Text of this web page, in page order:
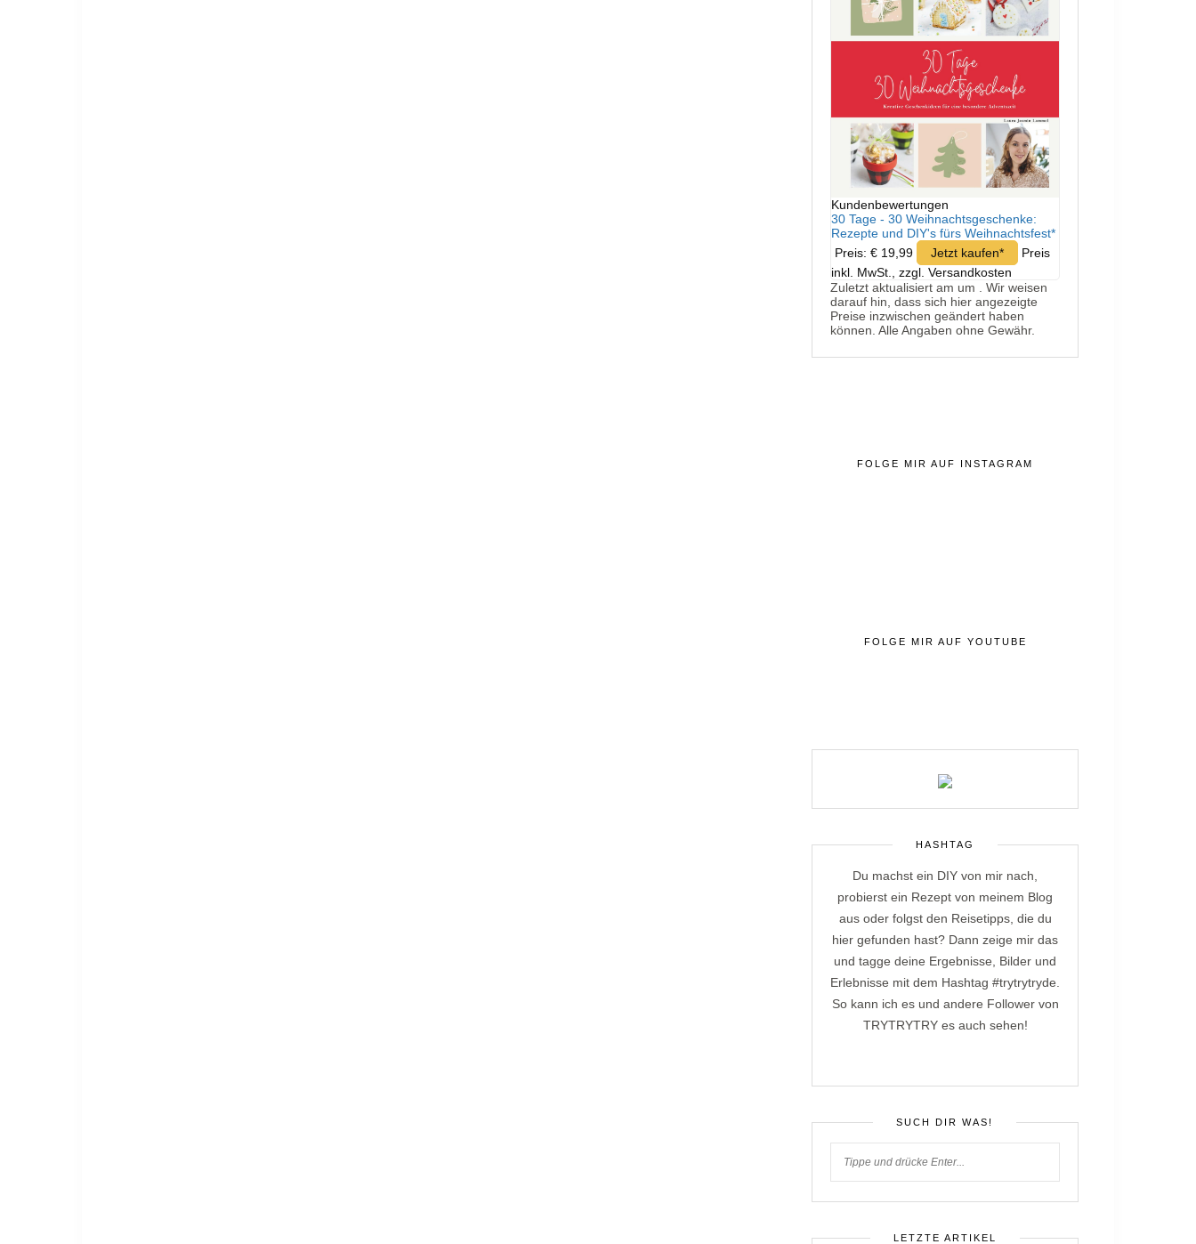
Kundenbewertungen
30 Tage - 30 Weihnachtsgeschenke:
Rezepte und DIY's fürs Weihnachtsfest*
Preis: € 19,99
Jetzt kaufen*
Preis
inkl. MwSt., zzgl. Versandkosten
Zuletzt aktualisiert am um . Wir weisen
darauf hin, dass sich hier angezeigte
Preise inzwischen geändert haben
können. Alle Angaben ohne Gewähr.
FOLGE MIR AUF INSTAGRAM
FOLGE MIR AUF YOUTUBE
HASHTAG
Du machst ein DIY von mir nach,
probierst ein Rezept von meinem Blog
aus oder folgst den Reisetipps, die du
hier gefunden hast? Dann zeige mir das
und tagge deine Ergebnisse, Bilder und
Erlebnisse mit dem Hashtag #trytrytryde.
So kann ich es und andere Follower von
TRYTRYTRY es auch sehen!
SUCH DIR WAS!
LETZTE ARTIKEL